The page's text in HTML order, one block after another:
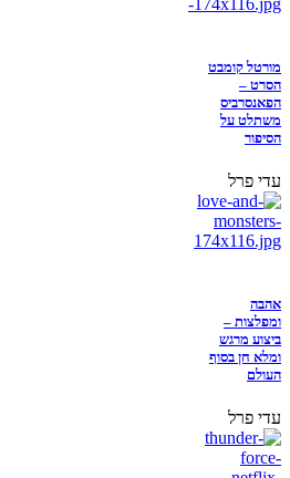
מורטל קומבט
הסרט –
הפאנסרביס
משתלט על
הסיפור
עדי פרל
אהבה
ומפלצות –
ביצוע מרגש
ומלא חן בסוף
העולם
עדי פרל